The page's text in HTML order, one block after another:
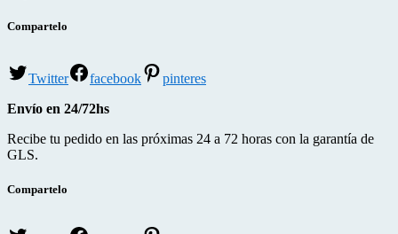
Compartelo
Twitter facebook
pinteres
Envío en 24/72hs
Recibe tu pedido en las próximas 24 a 72 horas con la garantía de
GLS.
Compartelo